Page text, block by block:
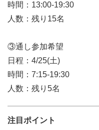
時間：13:00-19:30
人数：残り15名
③通し参加希望
日程：4/25(土)
時間：7:15-19:30
人数：残り5名
注目ポイント